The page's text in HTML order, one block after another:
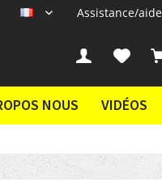
Assistance/aide
NOUS VIDÉOS